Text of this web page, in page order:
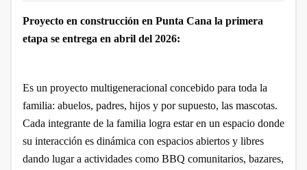
Proyecto en construcción en Punta Cana la primera
etapa se entrega en abril del 2026:
Es un proyecto multigeneracional concebido para toda la
familia: abuelos, padres, hijos y por supuesto, las mascotas.
Cada integrante de la familia logra estar en un espacio donde
su interacción es dinámica con espacios abiertos y libres
dando lugar a actividades como BBQ comunitarios, bazares,